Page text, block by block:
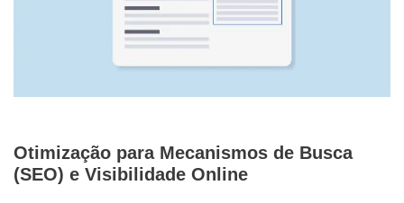
Otimização para Mecanismos de Busca
(SEO) e Visibilidade Online